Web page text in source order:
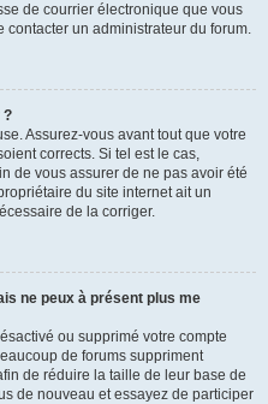
de courrier électronique que vous
contacter un administrateur du forum.
?
Assurez-vous avant tout que votre
corrects. Si tel est le cas,
de vous assurer de ne pas avoir été
du site internet ait un
de la corriger.
ne peux à présent plus me
ou supprimé votre compte
de forums suppriment
de réduire la taille de leur base de
de nouveau et essayez de participer